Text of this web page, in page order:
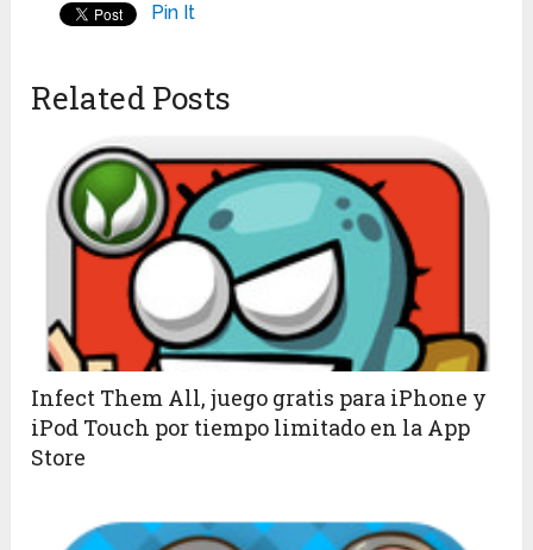
Pin It
Related Posts
Infect Them All, juego gratis para iPhone y
iPod Touch por tiempo limitado en la App
Store